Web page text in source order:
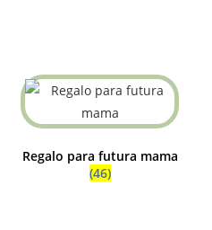
Regalo para futura mama
(46)